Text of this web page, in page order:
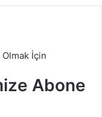
İçin
Abone